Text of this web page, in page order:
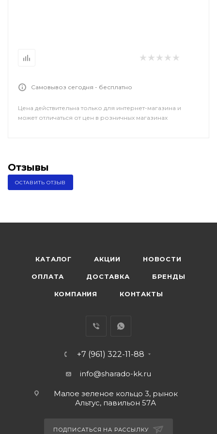
Самовывоз сегодня - бесплатно
Цена действительна только для интернет-магазина и
может отличаться от цен в розничных магазинах
Отзывы
ОСТАВИТЬ ОТЗЫВ
КАТАЛОГ АКЦИИ НОВОСТИ
ОПЛАТА ДОСТАВКА БРЕНДЫ
КОМПАНИЯ КОНТАКТЫ
+7 (961) 322-11-88
info@sharado-kk.ru
Малое зеленое кольцо 3, рынок
Альтус, павильон 57А
ПОДПИСАТЬСЯ НА РАССЫЛКУ